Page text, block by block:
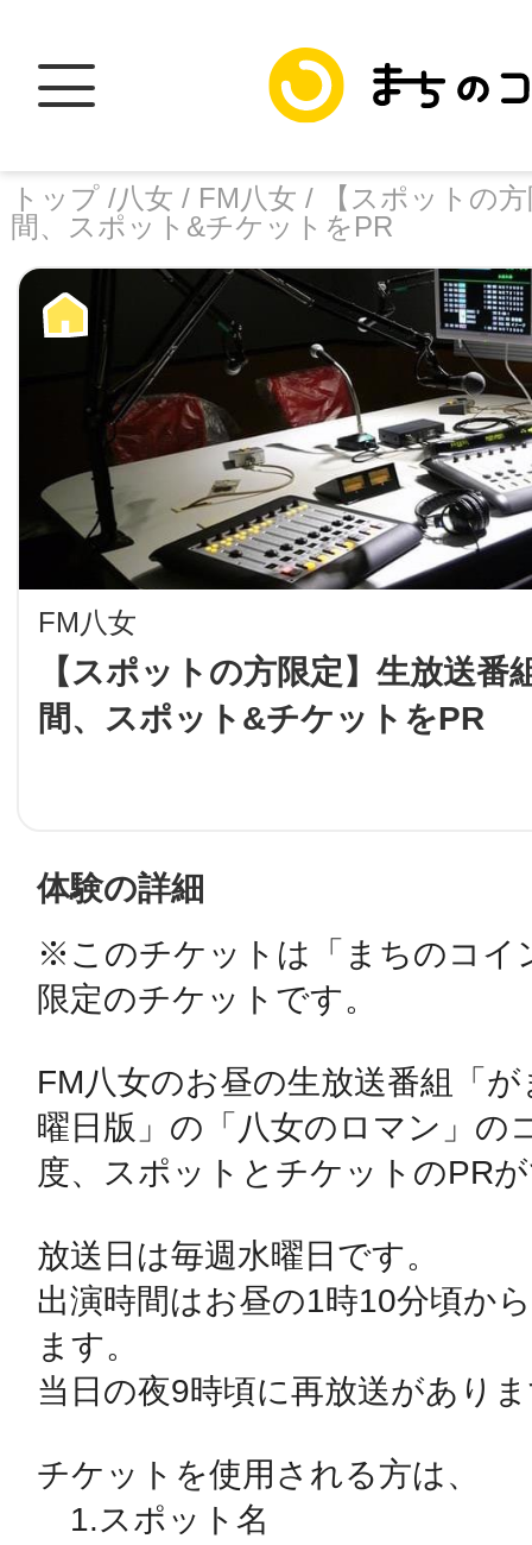
トップ /八女 / FM八女 /
【スポットの
間、スポット&チケットをPR
FM八女
【スポットの方限定】生放送番
間、スポット&チケットをPR
facebook
X
LINE
SMS
URLをコピー
体験の詳細
※このチケットは「まちのコイ
限定のチケットです。
FM八女のお昼の生放送番組「
曜日版」の「八女のロマン」の
度、スポットとチケットのPR
放送日は毎週水曜日です。
出演時間はお昼の1時10分頃か
ます。
当日の夜9時頃に再放送があり
チケットを使用される方は、
1.スポット名
トップ
加盟スポットに
鴻巣
池袋
生駒